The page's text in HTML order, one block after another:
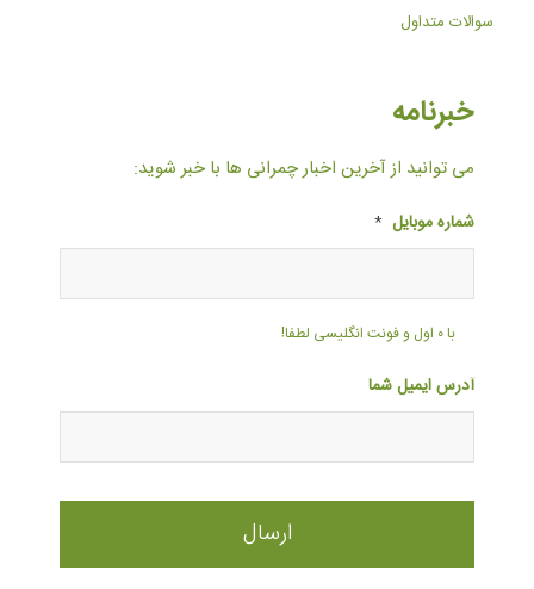
سوالات متداول
خبرنامه
می توانید از آخرین اخبار چمرانی ها با خبر شوید:
شماره موبایل *
با ۰ اول و فونت انگلیسی لطفا!
آدرس ایمیل شما